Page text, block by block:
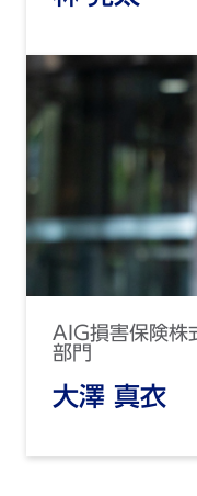
AIG損害保険株
部門
大澤 真衣